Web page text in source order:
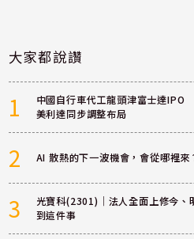
大家都說讚
1
中國自行車代工龍頭津富士達IPO
美利達同步調整布局
2 AI 散熱的下一波機會，會從哪裡來
3
光寶科(2301)｜法人全面上修今、
到這件事